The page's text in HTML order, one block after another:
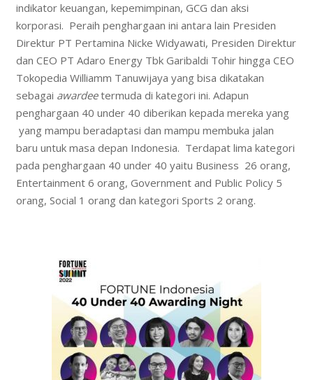
indikator keuangan, kepemimpinan, GCG dan aksi
korporasi. Peraih penghargaan ini antara lain Presiden
Direktur PT Pertamina Nicke Widyawati, Presiden Direktur
dan CEO PT Adaro Energy Tbk Garibaldi Tohir hingga CEO
Tokopedia Williamm Tanuwijaya yang bisa dikatakan
sebagai awardeetermuda di kategori ini. Adapun
penghargaan 40 under 40 diberikan kepada mereka yang
yang mampu beradaptasi dan mampu membuka jalan
baru untuk masa depan Indonesia. Terdapat lima kategori
pada penghargaan 40 under 40 yaitu Business 26 orang,
Entertainment 6 orang, Government and Public Policy 5
orang, Social 1 orang dan kategori Sports 2 orang.